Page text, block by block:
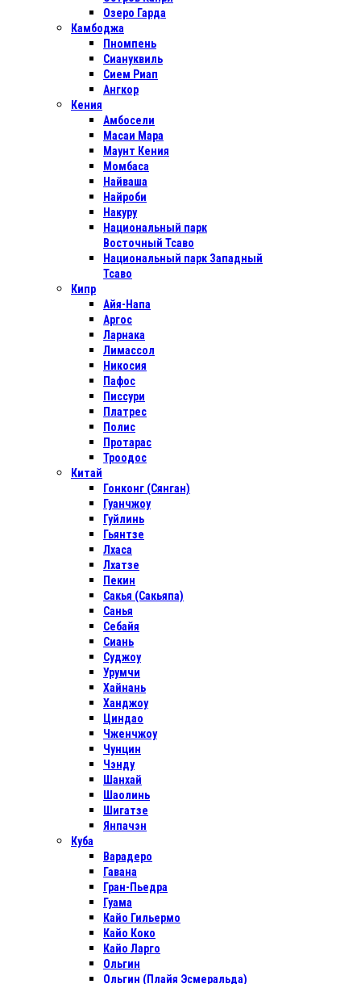
Озеро Гарда
Камбоджа
Пномпень
Сиануквиль
Сием Риап
Ангкор
Кения
Амбосели
Масаи Мара
Маунт Кения
Момбаса
Найваша
Найроби
Накуру
Национальный парк
Восточный Тсаво
Национальный парк Западный
Тсаво
Кипр
Айя-Напа
Аргос
Ларнака
Лимассол
Никосия
Пафос
Писсури
Платрес
Полис
Протарас
Троодос
Китай
Гонконг (Сянган)
Гуанчжоу
Гуйлинь
Гьянтзе
Лхаса
Лхатзе
Пекин
Сакья (Сакьяпа)
Санья
Себайя
Сиань
Суджоу
Урумчи
Хайнань
Ханджоу
Циндао
Чженчжоу
Чунцин
Чэнду
Шанхай
Шаолинь
Шигатзе
Янпачэн
Куба
Варадеро
Гавана
Гран-Пьедра
Гуама
Кайо Гильермо
Кайо Коко
Кайо Ларго
Ольгин
Ольгин (Плайя Эсмеральда)